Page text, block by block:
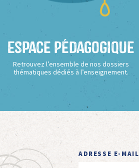
Espace Pédagogique
Retrouvez l’ensemble de nos dossiers
thématiques dédiés à l’enseignement.
ADRESSE E-MAIL